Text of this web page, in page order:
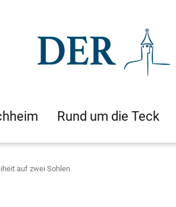
Rund um die Teck
auf zwei Sohlen